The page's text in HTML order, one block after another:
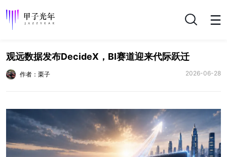
搜索
观远数据发布DecideX，BI赛道迎来代际跃迁
作者：栗子 2026-06-28